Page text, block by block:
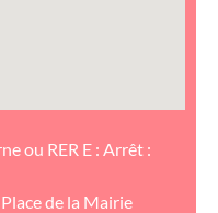
ou RER E : Arrêt :
de la Mairie